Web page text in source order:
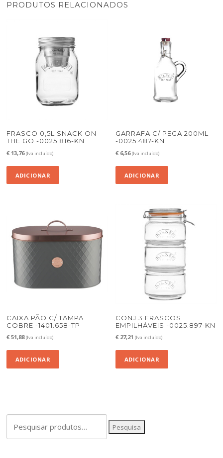
PRODUTOS RELACIONADOS
FRASCO 0,5L SNACK ON
THE GO -0025.816-KN
€ 13,76 (Iva incluído)
ADICIONAR
GARRAFA C/ PEGA 200ML
-0025.487-KN
€ 6,56 (Iva incluído)
ADICIONAR
CAIXA PÃO C/ TAMPA
COBRE -1401.658-TP
€ 51,88 (Iva incluído)
ADICIONAR
CONJ.3 FRASCOS
EMPILHÁVEIS -0025.897-KN
€ 27,21 (Iva incluído)
ADICIONAR
por:
Pesquisa